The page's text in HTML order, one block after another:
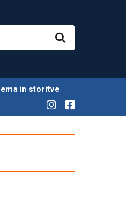
in storitve